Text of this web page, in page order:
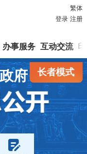
繁体
登录 注册
办事服务 互动交流
长者模式
府